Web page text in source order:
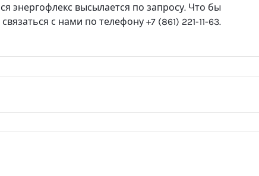
энергофлекс высылается по запросу. Что бы
с нами по телефону +7 (861) 221-11-63.